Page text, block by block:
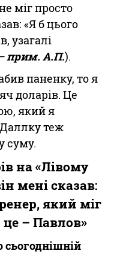
міг просто
«Я б цього
узагалі
прим. А.П.).
паненку, то я
доларів. Це
який я
Даллку теж
суму.
на «Лівому
мені сказав:
який міг
– Павлов»